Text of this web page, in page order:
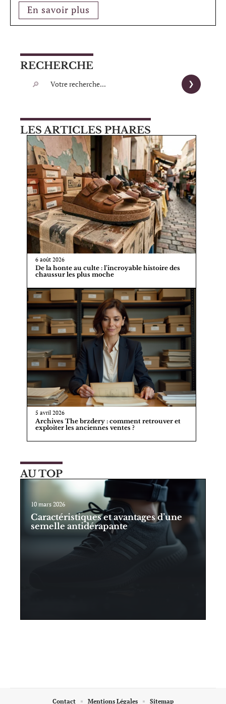
En savoir plus
RECHERCHE
LES ARTICLES PHARES
6 août 2026
De la honte au culte : l’incroyable histoire des
chaussur les plus moche
5 avril 2026
Archives The brzdery : comment retrouver et
exploiter les anciennes ventes ?
AU TOP
10 mars 2026
Caractéristiques et avantages d’une
semelle antidérapante
Contact Mentions Légales Sitemap